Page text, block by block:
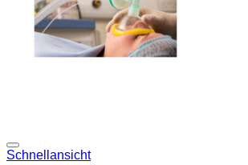
Schnellansicht